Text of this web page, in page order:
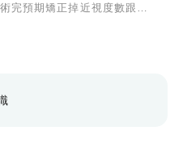
完預期矯正掉近視度數跟散